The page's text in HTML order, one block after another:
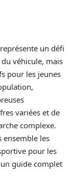
un défi
véhicule, mais
pour les jeunes
variées et de
complexe.
ensemble les
pour les
guide complet